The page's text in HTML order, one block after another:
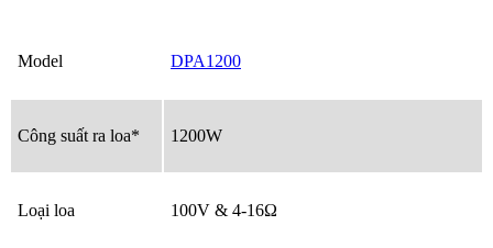
Model DPA1200
Công suất ra loa* 1200W
Loại loa 100V & 4-16Ω